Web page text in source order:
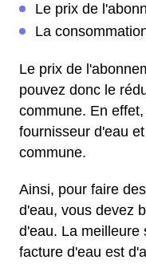
Le prix de
La
Le prix de
pouvez donc le
commune. En
fournisseur d'eau
commune.
Ainsi, pour faire
d'eau, vous devez
d'eau. La meilleure
facture d'eau est